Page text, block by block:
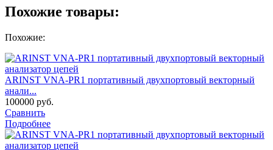
Похожие товары:
Похожие:
ARINST VNA-PR1 портативный двухпортовый векторный
анали...
100000 руб.
Сравнить
Подробнее